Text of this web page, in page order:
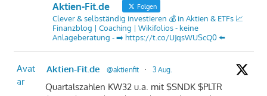
Aktien-Fit.de Folgen
Clever & selbständig investieren 💰 in Aktien & ETFs 📈
Finanzblog | Coaching | Wikifolios - keine
Anlageberatung - ➡️ https://t.co/UJqsWUScQ0 ⬅️
Avat
ar
Aktien-Fit.de @aktienfit · 3 Aug.
Quartalszahlen KW32 u.a. mit $SNDK $PLTR